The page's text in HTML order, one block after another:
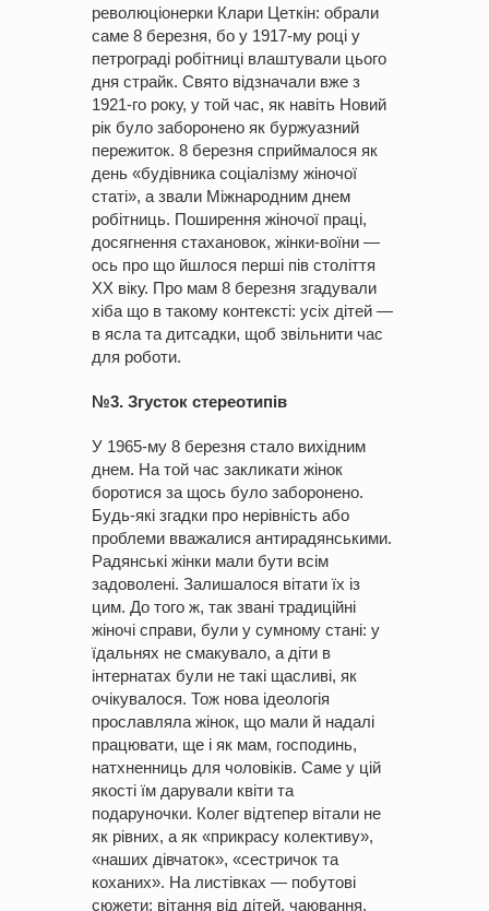
революціонерки Клари Цеткін: обрали
саме 8 березня, бо у 1917-му році у
петрограді робітниці влаштували цього
дня страйк. Свято відзначали вже з
1921-го року, у той час, як навіть Новий
рік було заборонено як буржуазний
пережиток. 8 березня сприймалося як
день «будівника соціалізму жіночої
статі», а звали Міжнародним днем
робітниць. Поширення жіночої праці,
досягнення стахановок, жінки-воїни —
ось про що йшлося перші пів століття
XX віку. Про мам 8 березня згадували
хіба що в такому контексті: усіх дітей —
в ясла та дитсадки, щоб звільнити час
для роботи.
№3. Згусток стереотипів
У 1965-му 8 березня стало вихідним
днем. На той час закликати жінок
боротися за щось було заборонено.
Будь-які згадки про нерівність або
проблеми вважалися антирадянськими.
Радянські жінки мали бути всім
задоволені. Залишалося вітати їх із
цим. До того ж, так звані традиційні
жіночі справи, були у сумному стані: у
їдальнях не смакувало, а діти в
інтернатах були не такі щасливі, як
очікувалося. Тож нова ідеологія
прославляла жінок, що мали й надалі
працювати, ще і як мам, господинь,
натхненниць для чоловіків. Саме у цій
якості їм дарували квіти та
подаруночки. Колег відтепер вітали не
як рівних, а як «прикрасу колективу»,
«наших дівчаток», «сестричок та
коханих». На листівках — побутові
сюжети: вітання від дітей, чаювання,